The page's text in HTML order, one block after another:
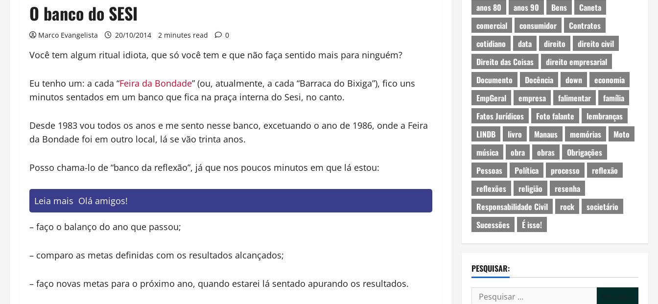
O banco do SESI
Marco Evangelista 20/10/2014 2 minutes read 0
Você tem algum ritual idiota, que só você tem e que não faça sentido mais para ninguém?
Eu tenho um: a cada “Feira da Bondade” (ou, atualmente, a cada “Barraca do Bixiga”), fico uns
minutos sentados em um banco que fica na praça interna do Sesi, no canto.
Desde 1983 vou todos os anos e me sento nesse banco, excetuando o ano de 1986, onde a Feira
da Bondade foi em outro local, lá se vão trinta anos.
Posso chama-lo de “banco da reflexão”, já que nos poucos minutos em que lá estou:
Leia mais Olá amigos!
– faço o balanço do ano que passou;
– comparo as metas definidas com os resultados alcançados;
– faço novas metas para o próximo ano, quando estarei lá sentado apurando os resultados.
anos 80 anos 90 Bens
Caneta
comercial
consumidor
Contratos
cotidiano
data direito
direito civil
Direito das Coisas
direito empresarial
Documento
Docência down
economia
EmpGeral
empresa falimentar
família
Fatos Jurídicos
Foto falante
lembranças
LINDB
livro Manaus memórias
Moto
música
obra obras
Obrigações
Pessoas
Política processo
reflexão
reflexões
religião
resenha
Responsabilidade Civil
rock
societário
Sucessões
É isso!
PESQUISAR:
Pesquisar